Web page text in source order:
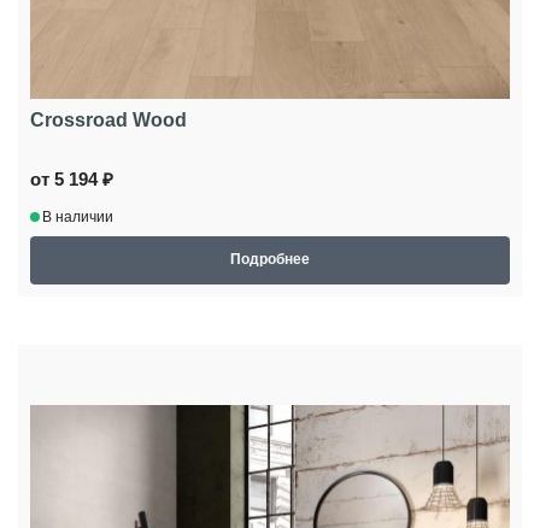
Crossroad Wood
от 5 194 ₽
В наличии
Подробнее